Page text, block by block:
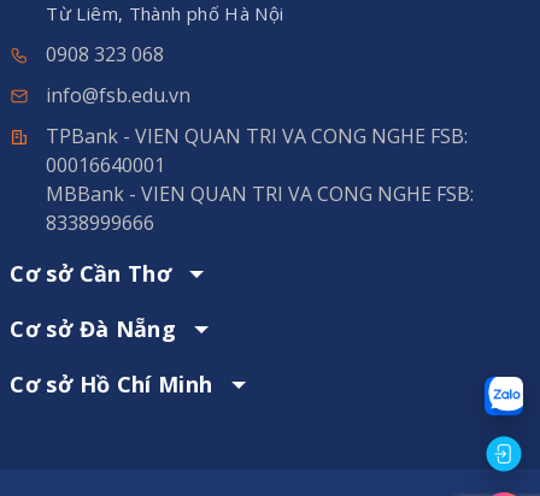
Từ Liêm, Thành phố Hà Nội
0908 323 068
info@fsb.edu.vn
TPBank - VIEN QUAN TRI VA CONG NGHE FSB:
00016640001
MBBank - VIEN QUAN TRI VA CONG NGHE FSB:
8338999666
Cơ sở Cần Thơ
Cơ sở Đà Nẵng
Cơ sở Hồ Chí Minh